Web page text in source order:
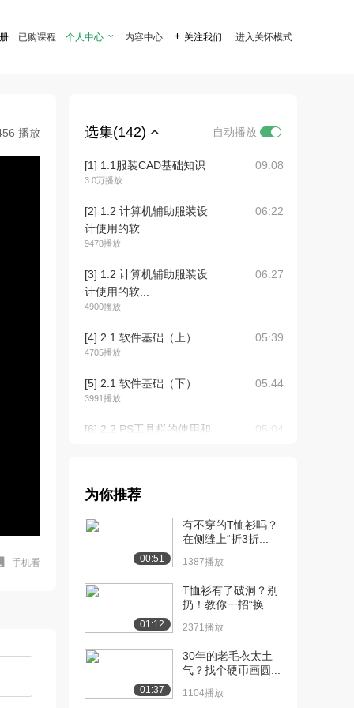
已购课程 个人中心  内容中心  关注我们 进入关怀模式
播放
手机看
选集(142) 自动播放
[1] 1.1服装CAD基础知识
3.0万播放
09:08
[2] 1.2 计算机辅助服装设
计使用的软...
9478播放
06:22
[3] 1.2 计算机辅助服装设
计使用的软...
4900播放
06:27
[4] 2.1 软件基础（上）
4705播放
05:39
[5] 2.1 软件基础（下）
3991播放
05:44
[6] 2.2 PS工具栏的使用和
05:04
[7] 2.2 PS工具栏的使用和
2175播放
[8] 2.3 PS工具栏的使用和
2131播放
[9] 2.4 PS工具栏的使用和
介绍 3
1914播放
[10] 2.5 认识图层
1419播放
为你推荐
00:51
有不穿的T恤衫吗？
在侧缝上“折3折...
1387播放
01:12
T恤衫有了破洞？别
扔！教你一招“换...
2371播放
01:37
30年的老毛衣太土
气？找个硬币画圆...
1104播放